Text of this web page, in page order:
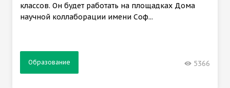
классов. Он будет работать на площадках Дома
научной коллаборации имени Соф...
Образование 5366